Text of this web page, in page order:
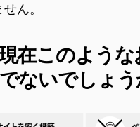
ん。
在このような
ないでしょう